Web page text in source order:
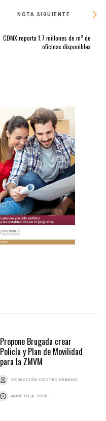
NOTA SIGUIENTE
CDMX reporta 1.7 millones de m² de
oficinas disponibles
Propone Brugada crear
Policía y Plan de Movilidad
para la ZMVM
REDACCIÓN CENTRO URBANO
AGOSTO 4, 2026